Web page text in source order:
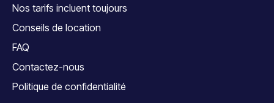
Nos tarifs incluent toujours
Conseils de location
FAQ
Contactez-nous
Politique de confidentialité